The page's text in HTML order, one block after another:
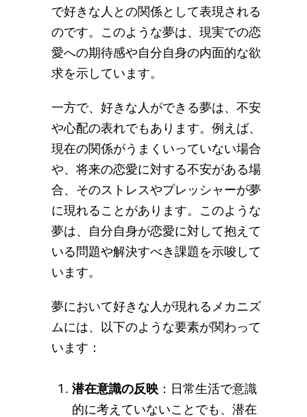
で好きな人との関係として表現される
のです。このような夢は、現実での恋
愛への期待感や自分自身の内面的な欲
求を示しています。
一方で、好きな人ができる夢は、不安
や心配の表れでもあります。例えば、
現在の関係がうまくいっていない場合
や、将来の恋愛に対する不安がある場
合、そのストレスやプレッシャーが夢
に現れることがあります。このような
夢は、自分自身が恋愛に対して抱えて
いる問題や解決すべき課題を示唆して
います。
夢において好きな人が現れるメカニズ
ムには、以下のような要素が関わって
います：
潜在意識の反映 ：日常生活で意識
的に考えていないことでも、潜在